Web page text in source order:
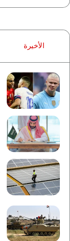
الأخيرة